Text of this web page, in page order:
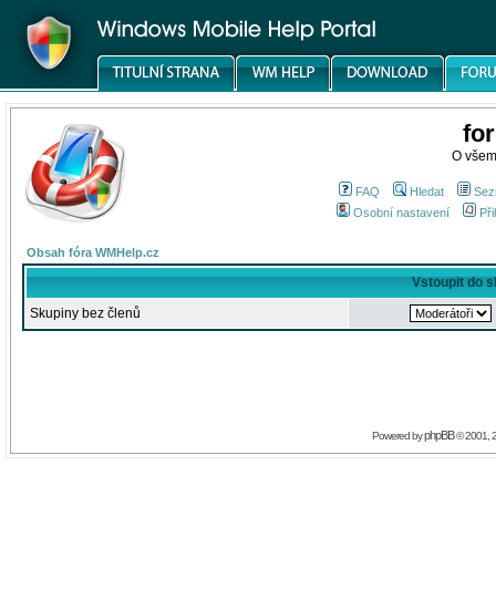
O
FAQ Hledat
Osobní nastavení
Obsah fóra WMHelp.cz
Vstoupit do
Skupiny bez členů
Powered byphpBB© 2001,